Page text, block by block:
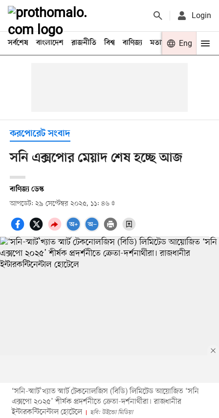
Login
সর্বশেষ বাংলাদেশ রাজনীতি বিশ্ব বাণিজ্য মতামত খেলা
Eng
করপোরেট সংবাদ
সনি এক্সপোর মেয়াদ শেষ হচ্ছে আজ
বাণিজ্য ডেস্ক
আপডেট: ২৯ সেপ্টেম্বর ২০২৫, ১১: ৪৬
‘সনি-স্মার্ট’খ্যাত স্মার্ট টেকনোলজিস (বিডি) লিমিটেড আয়োজিত ‘সনি
এক্সপো ২০২৫’ শীর্ষক প্রদর্শনীতে ক্রেতা-দর্শনার্থীরা। রাজধানীর
ইন্টারকন্টিনেন্টাল হোটেলে
ছবি: উইন্ডো মিডিয়া